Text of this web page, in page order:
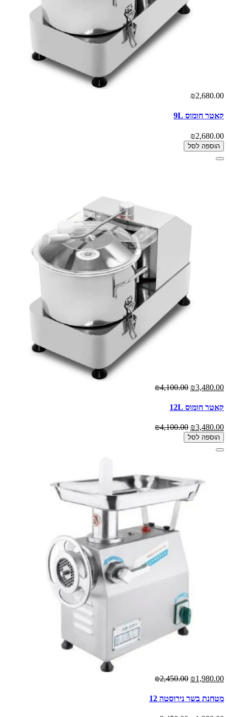
₪2,680.00
קאטר חומוס 9L
₪2,680.00
הוספה לסל
₪3,480.00
₪4,100.00
קאטר חומוס 12L
₪3,480.00
₪4,100.00
הוספה לסל
₪1,980.00
₪2,450.00
מטחנת בשר נירוסטה 12